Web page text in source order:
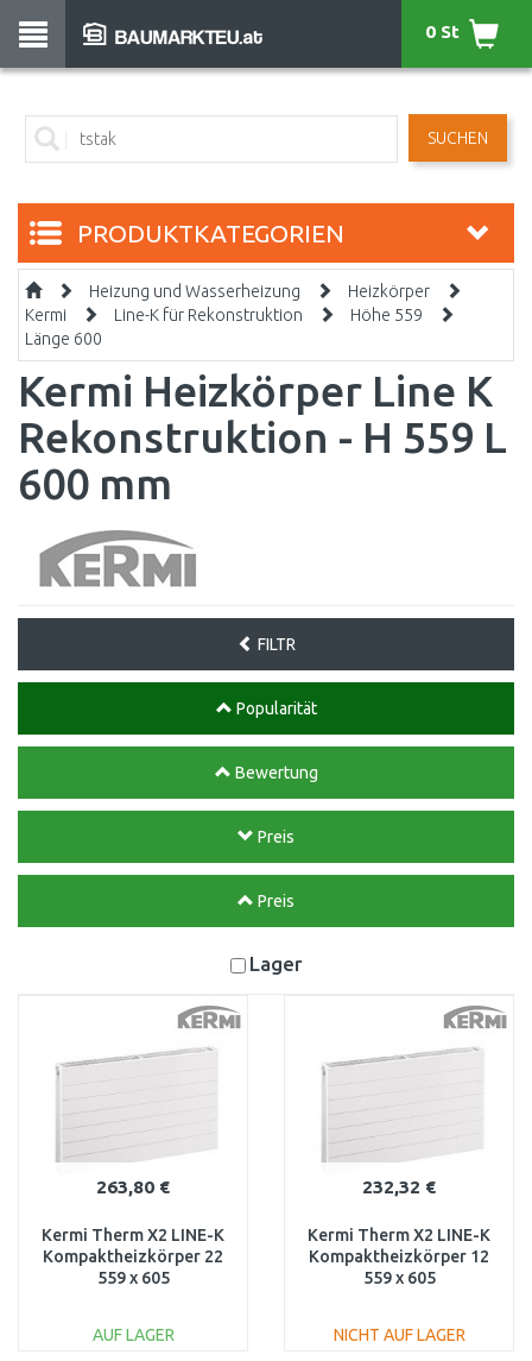
SUCHEN
0 St
PRODUKTKATEGORIEN
Heizung und Wasserheizung
Heizkörper
Kermi
Line-K für Rekonstruktion
Höhe 559
Länge 600
Kermi Heizkörper Line K
Rekonstruktion - H 559 L
600 mm
FILTR
Popularität
Bewertung
Preis
Preis
Lager
263,80 €
Kermi Therm X2 LINE-K
Kompaktheizkörper 22
559 x 605
AUF LAGER
232,32 €
Kermi Therm X2 LINE-K
Kompaktheizkörper 12
559 x 605
NICHT AUF LAGER